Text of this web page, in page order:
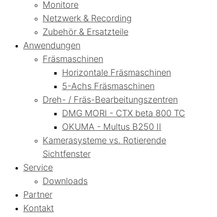
Monitore
Netzwerk & Recording
Zubehör & Ersatzteile
Anwendungen
Fräsmaschinen
Horizontale Fräsmaschinen
5-Achs Fräsmaschinen
Dreh- / Fräs-Bearbeitungszentren
DMG MORI - CTX beta 800 TC
OKUMA - Multus B250 II
Kamerasysteme vs. Rotierende
Sichtfenster
Service
Downloads
Partner
Kontakt